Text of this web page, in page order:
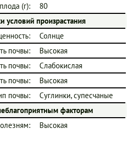
(г):
80
условий произрастания
Солнце
почвы:
Высокая
почвы:
Слабокислая
почвы:
Высокая
почвы:
Суглинки, супесчаные
факторам
Высокая